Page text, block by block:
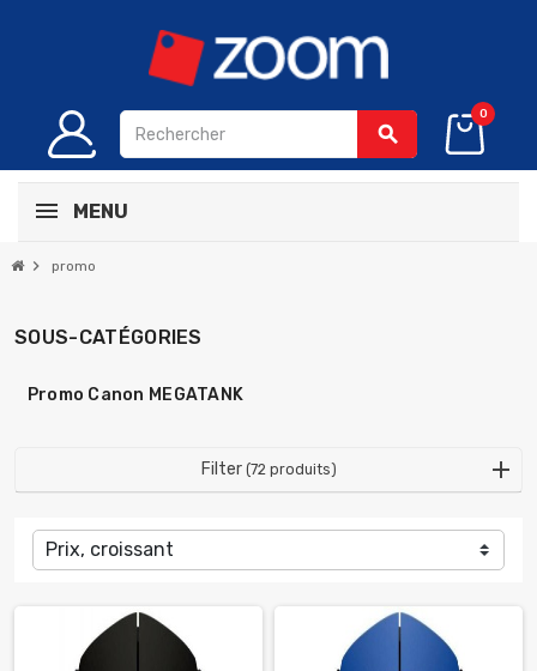
search
0
MENU
chevron_right promo
SOUS-CATÉGORIES
Promo Canon MEGATANK
Filter (72 produits)
Prix, croissant